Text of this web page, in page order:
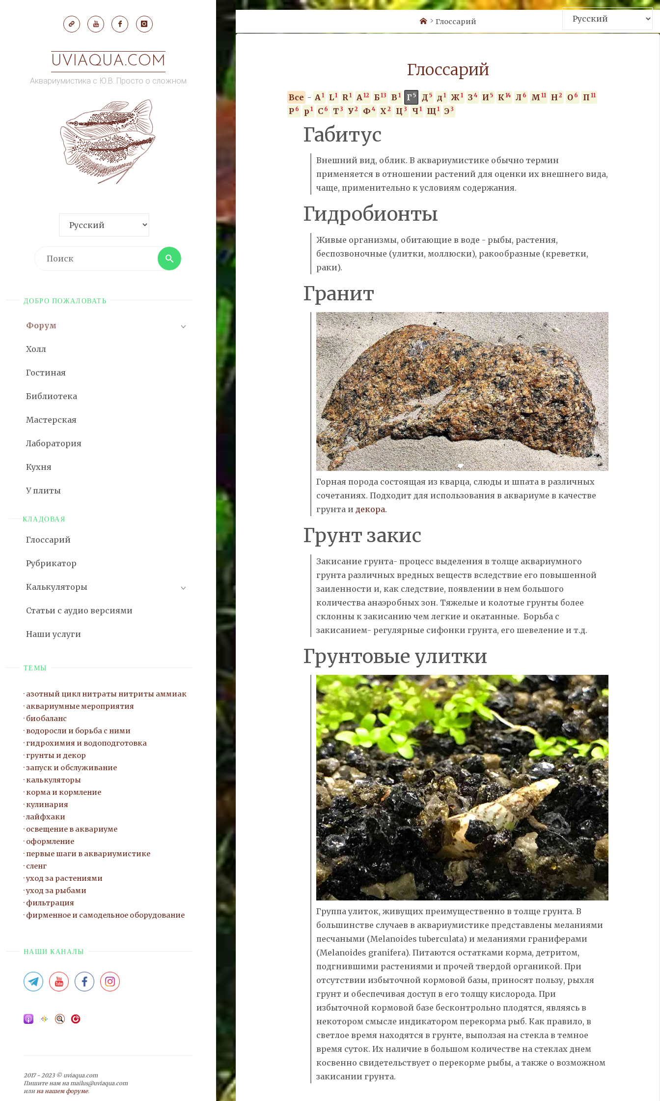
UVIAQUA.COM
Аквариумистика с Ю.В. Просто о сложном
Поиск
ДОБРО ПОЖАЛОВАТЬ
Форум
Холл
Гостиная
Библиотека
Мастерская
Лаборатория
Кухня
У плиты
КЛАДОВАЯ
Глоссарий
Рубрикатор
Калькуляторы
Статьи с аудио версиями
Наши услуги
ТЕМЫ
азотный цикл нитраты нитриты аммиак
аквариумные мероприятия
биобаланс
водоросли и борьба с ними
гидрохимия и водоподготовка
грунты и декор
запуск и обслуживание
калькуляторы
корма и кормление
кулинария
лайфхаки
освещение в аквариуме
оформление
первые шаги в аквариумистике
сленг
уход за растениями
уход за рыбами
фильтрация
фирменное и самодельное оборудование
НАШИ КАНАЛЫ
2017 - 2023 © uviaqua.com
Пишите нам на mailus@uviaqua.com
илина нашем форуме.
Home
Глоссарий
Глоссарий
Все - A 1 L1 R 1 А 12 Б13 В 1 Г 5 Д 5 д 1 Ж 1 З 4 И 5 К 14 Л 6 М 11 Н 2 О 6 П 11
Р 6 р 1 С 6 Т3 У2 Ф 4 Х 2 Ц 3 Ч 1 Щ1 Э3
Габитус
Внешний вид, облик. В аквариумистике обычно термин
применяется в отношении растений для оценки их внешнего вида,
чаще, применительно к условиям содержания.
Гидробионты
Живые организмы, обитающие в воде - рыбы, растения,
беспозвоночные (улитки, моллюски), ракообразные (креветки,
раки).
Гранит
Горная порода состоящая из кварца, слюды и шпата в различных
сочетаниях. Подходит для использования в аквариуме в качестве
грунта и декора.
Грунт закис
Закисание грунта- процесс выделения в толще аквариумного
грунта различных вредных веществ вследствие его повышенной
заиленности и, как следствие, появлении в нем большого
количества анаэробных зон. Тяжелые и колотые грунты более
склонны к закисанию чем легкие и окатанные. Борьба с
закисанием- регулярные сифонки грунта, его шевеление и т.д.
Грунтовые улитки
Группа улиток, живущих преимущественно в толще грунта. В
большинстве случаев в аквариумистике представлены меланиями
песчаными (Melanoides tuberculata) и меланиями граниферами
(Melanoides granifera). Питаются остатками корма, детритом,
подгнившими растениями и прочей твердой органикой. При
отсутствии избыточной кормовой базы, приносят пользу, рыхля
грунт и обеспечивая доступ в его толщу кислорода. При
избыточной кормовой базе бесконтрольно плодятся, являясь в
некотором смысле индикаторомперекорма рыб. Как правило, в
светлое время находятся в грунте, выползая на стекла в темное
время суток. Их наличие в большом количестве на стеклах днем
косвенно свидетельствует о перекорме рыбы, а также о возможном
закисании грунта.